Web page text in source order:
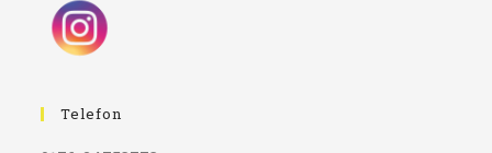
Telefon